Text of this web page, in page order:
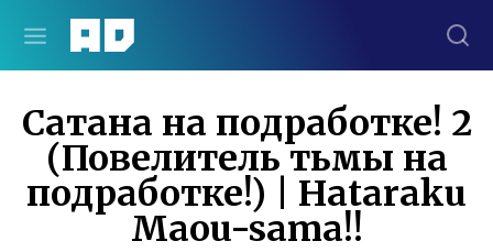
Сатана на подработке! 2
(Повелитель тьмы на
подработке!) | Hataraku
Maou-sama!!